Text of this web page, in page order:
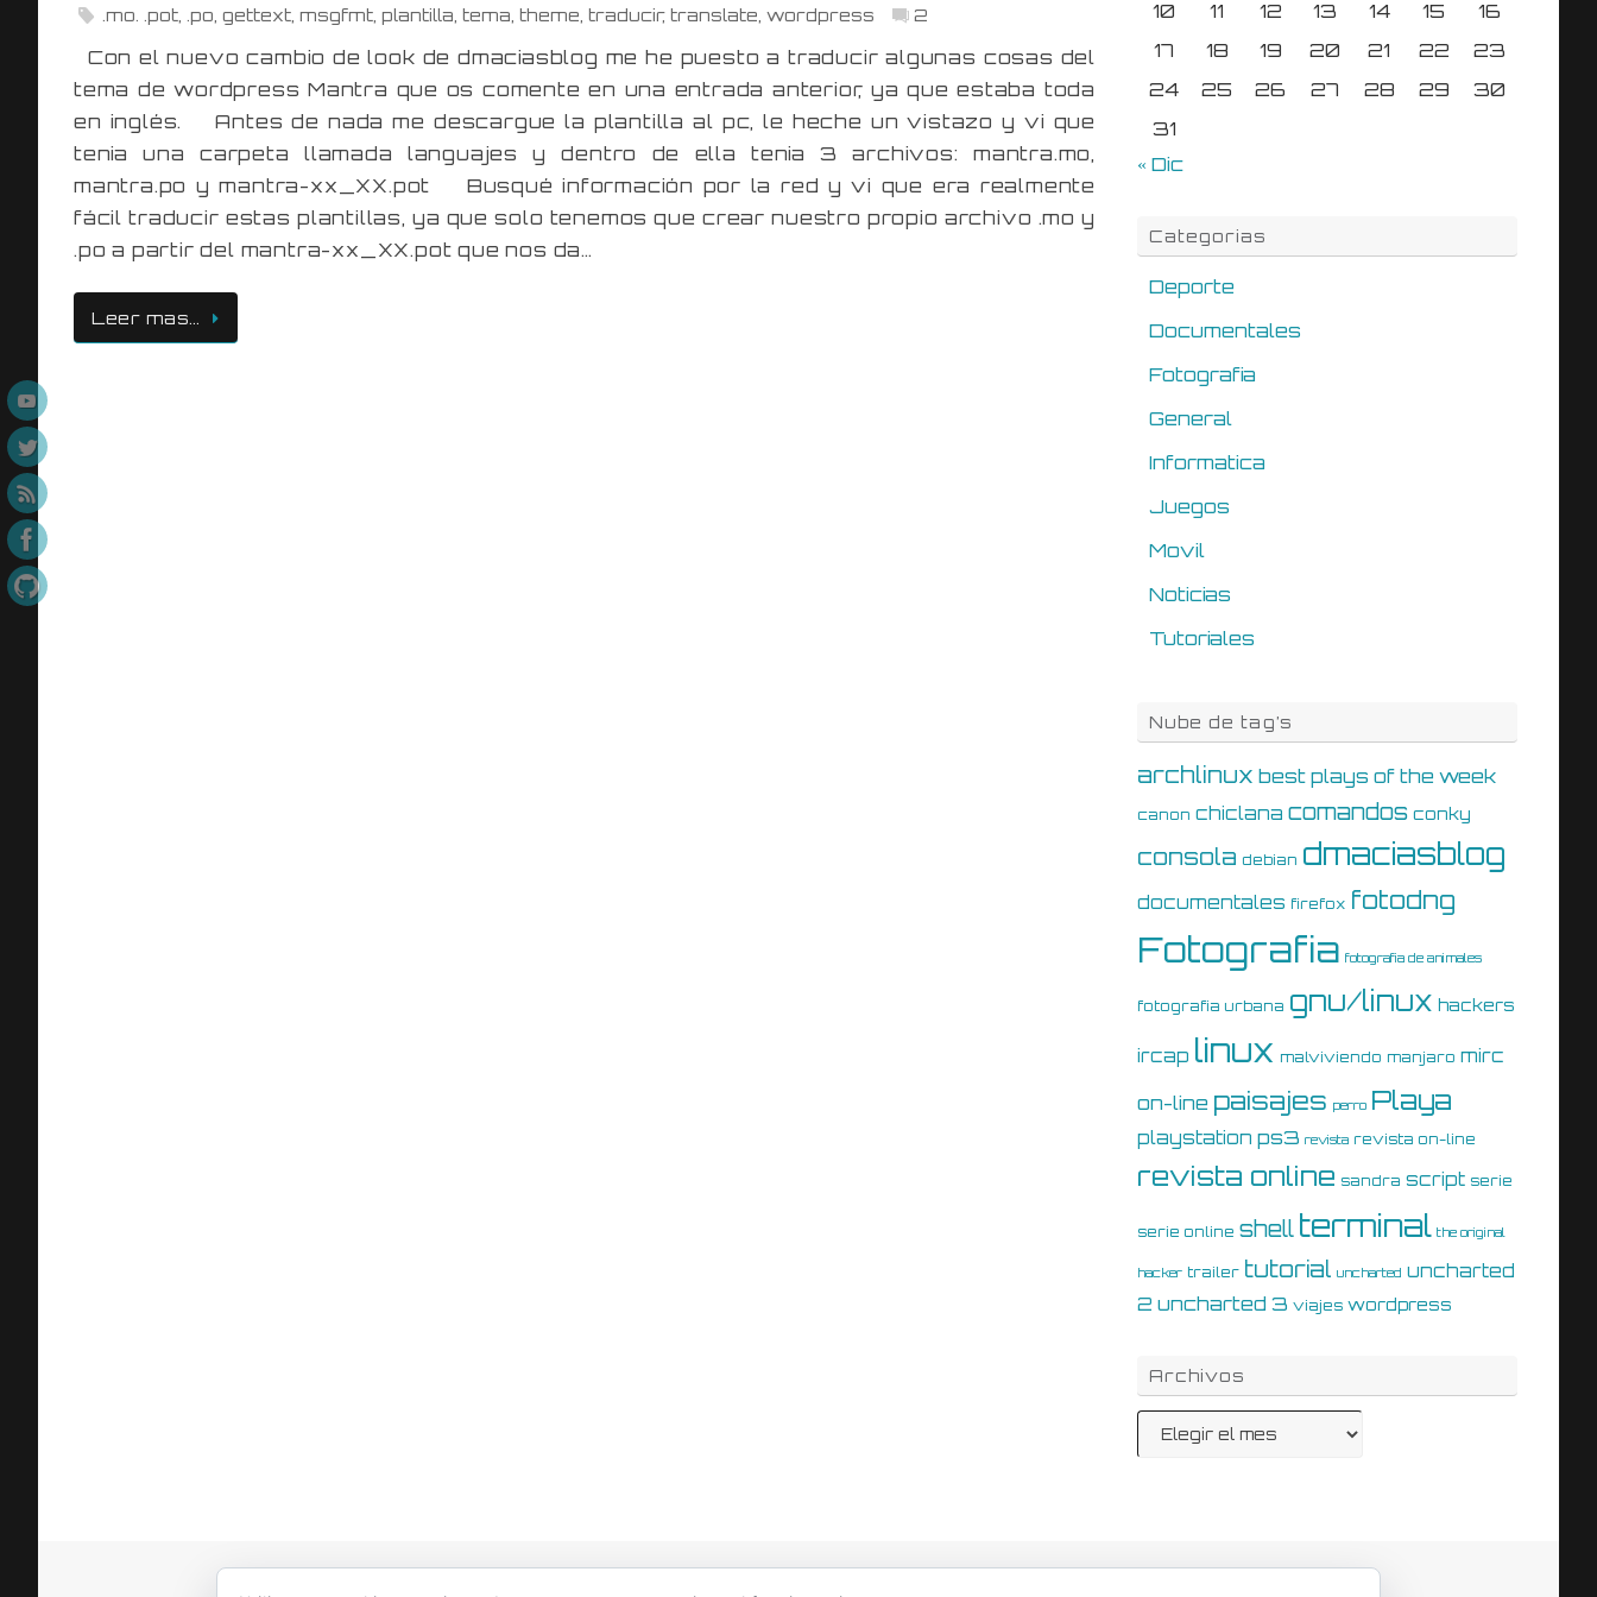
.mo. .pot .po ,gettext ,msgfmt ,plantilla ,tema ,theme ,traducir,translate ,wordpress 2
Con el nuevo cambio de look de dmaciasblog me he puesto a traducir algunas cosas del
tema de wordpress Mantra que os comente en una entrada anterior, ya que estaba toda
en inglés. Antes de nada me descargue la plantilla al pc, le heche un vistazo y vi que
tenia una carpeta llamada languajes y dentro de ella tenia 3 archivos: mantra.mo,
mantra.po y mantra-xx_XX.pot Busqué información por la red y vi que era realmente
fácil traducir estas plantillas, ya que solo tenemos que crear nuestro propio archivo .mo y
.po a partir del mantra-xx_XX.pot que nos da…
Leer mas…
10
11 12 13 14 15
16
17
18 19 20 21 22
23
24
25 26 27 28 29
30
31
« Dic
Categorias
Deporte
Documentales
Fotografia
General
Informatica
Juegos
Movil
Noticias
Tutoriales
Nube de tag’s
archlinux best plays of the week
canon chiclana comandos conky
consola debian dmaciasblog
documentales firefox fotodng
Fotografia fotografia de animales
fotografia urbana gnu/linux hackers
ircap linux malviviendo manjaro mirc
on-line paisajes perro Playa
playstation ps3 revista revista on-line
revista online sandra script serie
serie online shell terminal the original
hacker trailer tutorial uncharted uncharted
2 uncharted 3 viajes wordpress
Archivos
Archivos